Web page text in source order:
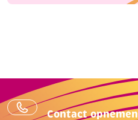
Contact opnemen